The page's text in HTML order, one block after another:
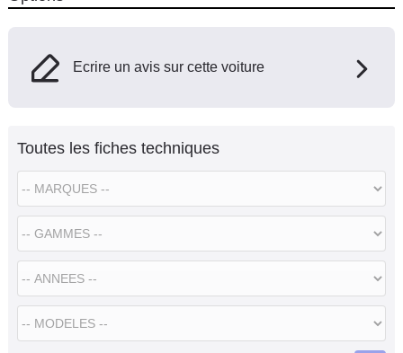
Ecrire un avis sur cette voiture
Toutes les fiches techniques